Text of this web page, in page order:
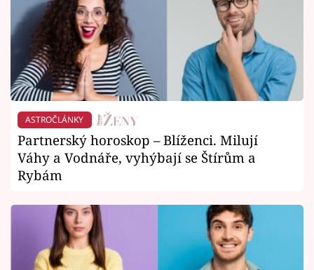
ASTROČLÁNKY
Partnerský horoskop – Blíženci. Milují
Váhy a Vodnáře, vyhýbají se Štírům a
Rybám